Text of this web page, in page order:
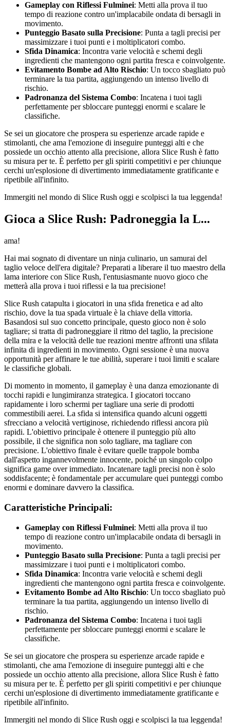
Gameplay con Riflessi Fulminei: Metti alla prova il tuo
tempo di reazione contro un'implacabile ondata di bersagli in
movimento.
Punteggio Basato sulla Precisione: Punta a tagli precisi per
massimizzare i tuoi punti e i moltiplicatori combo.
Sfida Dinamica: Incontra varie velocità e schemi degli
ingredienti che mantengono ogni partita fresca e coinvolgente.
Evitamento Bombe ad Alto Rischio: Un tocco sbagliato può
terminare la tua partita, aggiungendo un intenso livello di
rischio.
Padronanza del Sistema Combo: Incatena i tuoi tagli
perfettamente per sbloccare punteggi enormi e scalare le
classifiche.
Se sei un giocatore che prospera su esperienze arcade rapide e
stimolanti, che ama l'emozione di inseguire punteggi alti e che
possiede un occhio attento alla precisione, allora Slice Rush è fatto
su misura per te. È perfetto per gli spiriti competitivi e per chiunque
cerchi un'esplosione di divertimento immediatamente gratificante e
ripetibile all'infinito.
Immergiti nel mondo di Slice Rush oggi e scolpisci la tua leggenda!
Gioca a Slice Rush: Padroneggia la L...
ama!
Hai mai sognato di diventare un ninja culinario, un samurai del
taglio veloce dell'era digitale? Preparati a liberare il tuo maestro della
lama interiore con Slice Rush, l'entusiasmante nuovo gioco che
metterà alla prova i tuoi riflessi e la tua precisione!
Slice Rush catapulta i giocatori in una sfida frenetica e ad alto
rischio, dove la tua spada virtuale è la chiave della vittoria.
Basandosi sul suo concetto principale, questo gioco non è solo
tagliare; si tratta di padroneggiare il ritmo del taglio, la precisione
della mira e la velocità delle tue reazioni mentre affronti una sfilata
infinita di ingredienti in movimento. Ogni sessione è una nuova
opportunità per affinare le tue abilità, superare i tuoi limiti e scalare
le classifiche globali.
Di momento in momento, il gameplay è una danza emozionante di
tocchi rapidi e lungimiranza strategica. I giocatori toccano
rapidamente i loro schermi per tagliare una serie di prodotti
commestibili aerei. La sfida si intensifica quando alcuni oggetti
sfrecciano a velocità vertiginose, richiedendo riflessi ancora più
rapidi. L'obiettivo principale è ottenere il punteggio più alto
possibile, il che significa non solo tagliare, ma tagliare con
precisione. L'obiettivo finale è evitare quelle trappole bomba
dall'aspetto ingannevolmente innocente, poiché un singolo colpo
significa game over immediato. Incatenare tagli precisi non è solo
soddisfacente; è fondamentale per accumulare quei punteggi combo
enormi e dominare davvero la classifica.
Caratteristiche Principali:
Gameplay con Riflessi Fulminei: Metti alla prova il tuo
tempo di reazione contro un'implacabile ondata di bersagli in
movimento.
Punteggio Basato sulla Precisione: Punta a tagli precisi per
massimizzare i tuoi punti e i moltiplicatori combo.
Sfida Dinamica: Incontra varie velocità e schemi degli
ingredienti che mantengono ogni partita fresca e coinvolgente.
Evitamento Bombe ad Alto Rischio: Un tocco sbagliato può
terminare la tua partita, aggiungendo un intenso livello di
rischio.
Padronanza del Sistema Combo: Incatena i tuoi tagli
perfettamente per sbloccare punteggi enormi e scalare le
classifiche.
Se sei un giocatore che prospera su esperienze arcade rapide e
stimolanti, che ama l'emozione di inseguire punteggi alti e che
possiede un occhio attento alla precisione, allora Slice Rush è fatto
su misura per te. È perfetto per gli spiriti competitivi e per chiunque
cerchi un'esplosione di divertimento immediatamente gratificante e
ripetibile all'infinito.
Immergiti nel mondo di Slice Rush oggi e scolpisci la tua leggenda!